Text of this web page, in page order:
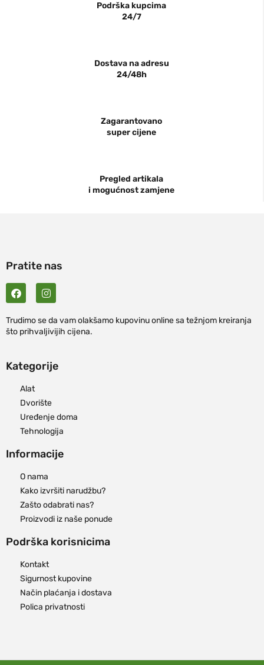
Podrška kupcima
24/7
Dostava na adresu
24/48h
Zagarantovano
super cijene
Pregled artikala
i mogućnost zamjene
Pratite nas
Trudimo se da vam olakšamo kupovinu online sa težnjom kreiranja
što prihvaljivijih cijena.
Kategorije
Alat
Dvorište
Uređenje doma
Tehnologija
Informacije
O nama
Kako izvršiti narudžbu?
Zašto odabrati nas?
Proizvodi iz naše ponude
Podrška korisnicima
Kontakt
Sigurnost kupovine
Način plaćanja i dostava
Polica privatnosti